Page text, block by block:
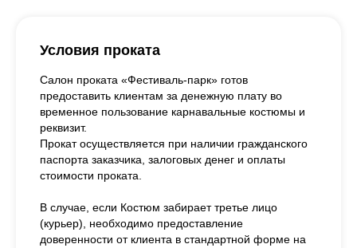
Условия проката
Салон проката «Фестиваль-парк» готов
предоставить клиентам за денежную плату во
временное пользование карнавальные костюмы и
реквизит.
Прокат осуществляется при наличии гражданского
паспорта заказчика, залоговых денег и оплаты
стоимости проката.
В случае, если Костюм забирает третье лицо
(курьер), необходимо предоставление
доверенности от клиента в стандартной форме на